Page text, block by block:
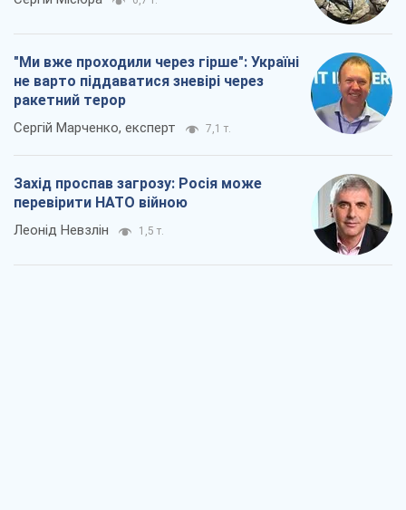
"Ми вже проходили через гірше": Україні
не варто піддаватися зневірі через
ракетний терор
Сергій Марченко, експерт 7,1 т.
Захід проспав загрозу: Росія може
перевірити НАТО війною
Леонід Невзлін 1,5 т.